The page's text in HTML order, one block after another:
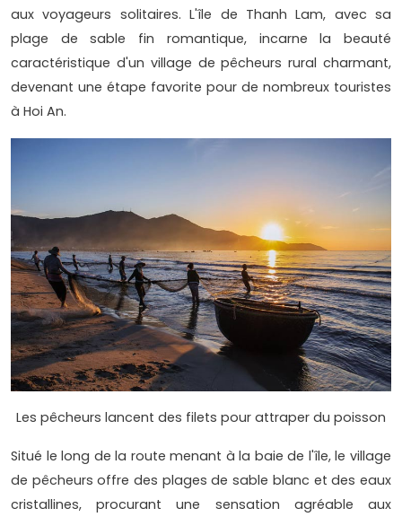
aux voyageurs solitaires. L'île de Thanh Lam, avec sa
plage de sable fin romantique, incarne la beauté
caractéristique d'un village de pêcheurs rural charmant,
devenant une étape favorite pour de nombreux touristes
à Hoi An.
Les pêcheurs lancent des filets pour attraper du poisson
Situé le long de la route menant à la baie de l'île, le village
de pêcheurs offre des plages de sable blanc et des eaux
cristallines, procurant une sensation agréable aux